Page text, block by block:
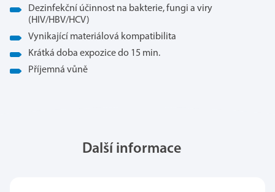
Dezinfekční účinnost na bakterie, fungi a viry
(HIV/HBV/HCV)
Vynikající materiálová kompatibilita
Krátká doba expozice do 15 min.
Příjemná vůně
Další informace